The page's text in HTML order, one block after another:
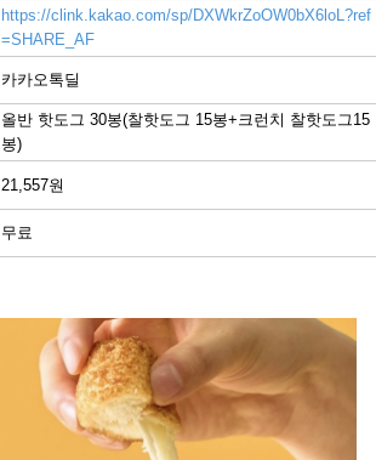
https://clink.kakao.com/sp/DXWkrZoOW0bX6loL?ref
=SHARE_AF
카카오톡딜
올반 핫도그 30봉(찰핫도그 15봉+크런치 찰핫도그15
봉)
21,557원
무료